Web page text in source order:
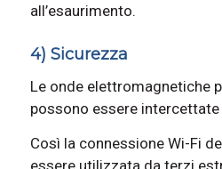
all’esaurimento.
4) Sicurezza
Le onde elettromagnetiche
possono essere
Così la connessione Wi-Fi